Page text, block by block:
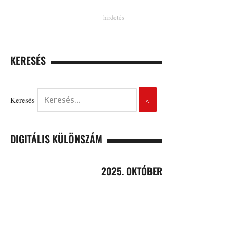
KERESÉS
Keresés
DIGITÁLIS KÜLÖNSZÁM
2025. OKTÓBER